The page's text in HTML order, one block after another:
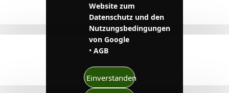
Website zum
Datenschutz und den
Nutzungsbedingungen
von Google
•AGB
Einverstanden
Zurück